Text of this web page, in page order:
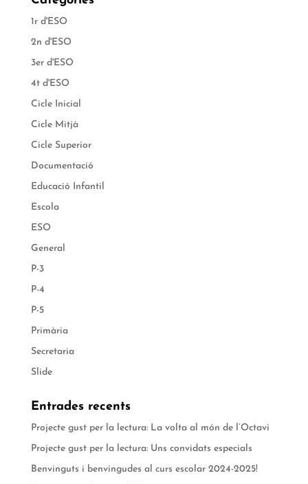
1r d'ESO
2n d'ESO
3er d'ESO
4t d'ESO
Cicle Inicial
Cicle Mitjà
Cicle Superior
Documentació
Educació Infantil
Escola
ESO
General
P-3
P-4
P-5
Primària
Secretaria
Slide
Entrades recents
Projecte gust per la lectura: La volta al món de l’Octavi
Projecte gust per la lectura: Uns convidats especials
Benvinguts i benvingudes al curs escolar 2024-2025!